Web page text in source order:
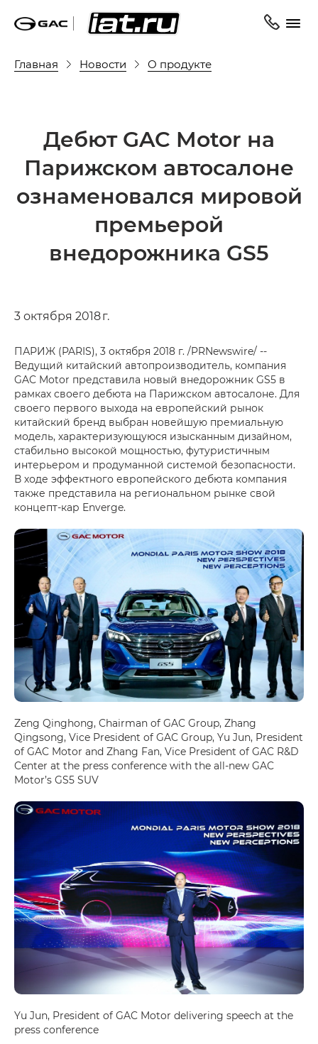
Главная Новости О продукте
Дебют GAC Motor на
Парижском автосалоне
ознаменовался мировой
премьерой
внедорожника GS5
3 октября 2018 г.
ПАРИЖ (PARIS), 3 октября 2018 г. /PRNewswire/ --
Ведущий китайский автопроизводитель, компания
GAC Motor представила новый внедорожник GS5 в
рамках своего дебюта на Парижском автосалоне. Для
своего первого выхода на европейский рынок
китайский бренд выбран новейшую премиальную
модель, характеризующуюся изысканным дизайном,
стабильно высокой мощностью, футуристичным
интерьером и продуманной системой безопасности.
В ходе эффектного европейского дебюта компания
также представила на региональном рынке свой
концепт-кар Enverge.
Zeng Qinghong, Chairman of GAC Group, Zhang
Qingsong, Vice President of GAC Group, Yu Jun, President
of GAC Motor and Zhang Fan, Vice President of GAC R&D
Center at the press conference with the all-new GAC
Motor’s GS5 SUV
Yu Jun, President of GAC Motor delivering speech at the
press conference